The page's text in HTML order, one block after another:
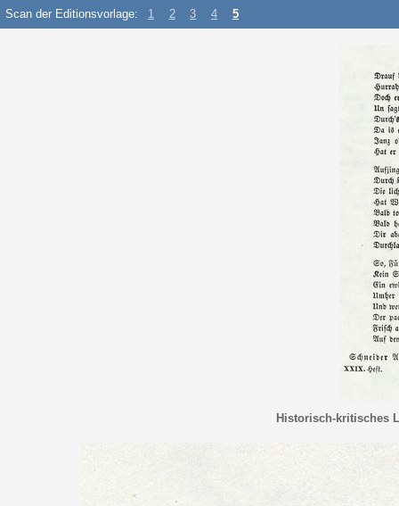
Scan der Editionsvorlage: 1 2 3 4 5
Historisch-kritisches